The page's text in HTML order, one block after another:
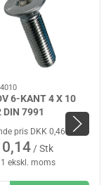
6-KANT 4 X 10
DIN 7991
pris DKK 0,46
0,14 / Stk
ekskl. moms